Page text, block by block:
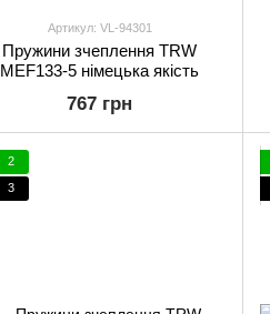
Артикул: VL-94301
Пружини зчеплення TRW
MEF133-5 німецька якість
767 грн
2
3